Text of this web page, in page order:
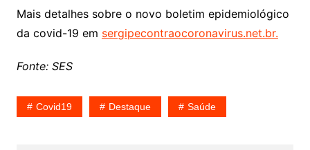
Mais detalhes sobre o novo boletim epidemiológico
da covid-19 em sergipecontraocoronavirus.net.br.
Fonte: SES
Covid19 Destaque Saúde